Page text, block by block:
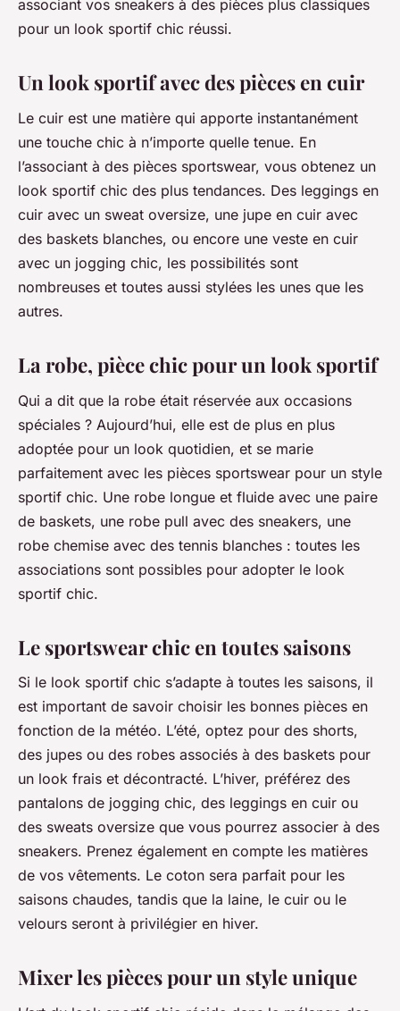
associant vos sneakers à des pièces plus classiques
pour un look sportif chic réussi.
Un look sportif avec des pièces en cuir
Le cuir est une matière qui apporte instantanément
une touche chic à n’importe quelle tenue. En
l’associant à des pièces sportswear, vous obtenez un
look sportif chic des plus tendances. Des leggings en
cuir avec un sweat oversize, une jupe en cuir avec
des baskets blanches, ou encore une veste en cuir
avec un jogging chic, les possibilités sont
nombreuses et toutes aussi stylées les unes que les
autres.
La robe, pièce chic pour un look sportif
Qui a dit que la robe était réservée aux occasions
spéciales ? Aujourd’hui, elle est de plus en plus
adoptée pour un look quotidien, et se marie
parfaitement avec les pièces sportswear pour un style
sportif chic. Une robe longue et fluide avec une paire
de baskets, une robe pull avec des sneakers, une
robe chemise avec des tennis blanches : toutes les
associations sont possibles pour adopter le look
sportif chic.
Le sportswear chic en toutes saisons
Si le look sportif chic s’adapte à toutes les saisons, il
est important de savoir choisir les bonnes pièces en
fonction de la météo. L’été, optez pour des shorts,
des jupes ou des robes associés à des baskets pour
un look frais et décontracté. L’hiver, préférez des
pantalons de jogging chic, des leggings en cuir ou
des sweats oversize que vous pourrez associer à des
sneakers. Prenez également en compte les matières
de vos vêtements. Le coton sera parfait pour les
saisons chaudes, tandis que la laine, le cuir ou le
velours seront à privilégier en hiver.
Mixer les pièces pour un style unique